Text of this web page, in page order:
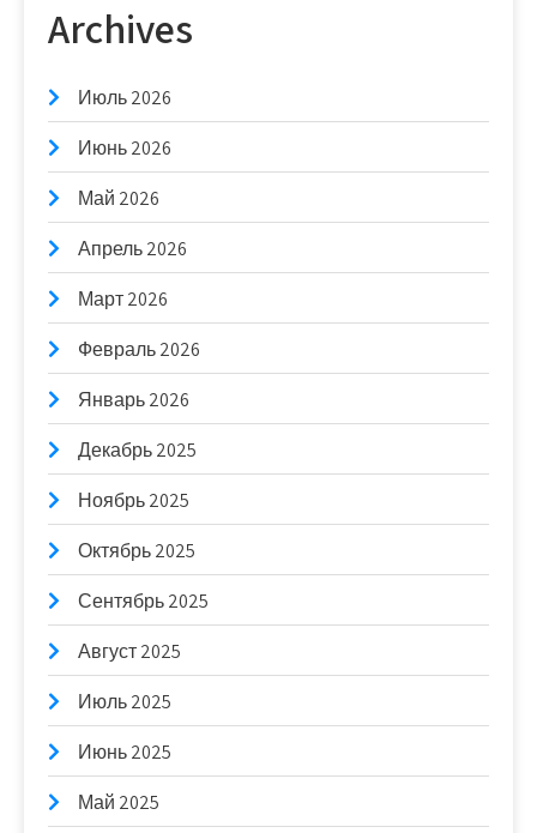
Archives
Июль 2026
Июнь 2026
Май 2026
Апрель 2026
Март 2026
Февраль 2026
Январь 2026
Декабрь 2025
Ноябрь 2025
Октябрь 2025
Сентябрь 2025
Август 2025
Июль 2025
Июнь 2025
Май 2025